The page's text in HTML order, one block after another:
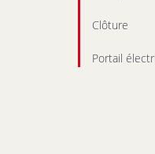
Clôture
Portail